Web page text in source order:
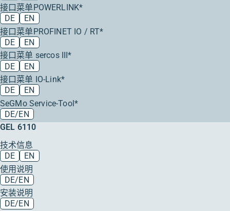
接口菜单POWERLINK*
DE
EN
接口菜单PROFINET IO / RT*
DE
EN
接口菜单 sercos III*
DE
EN
接口菜单 IO-Link*
DE
EN
SeGMo Service-Tool*
DE/EN
GEL 6110
技术信息
DE
EN
使用说明
DE/EN
安装说明
DE/EN